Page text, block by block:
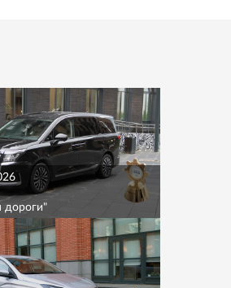
ДРАЙВ
дороги"
ДРАЙВ